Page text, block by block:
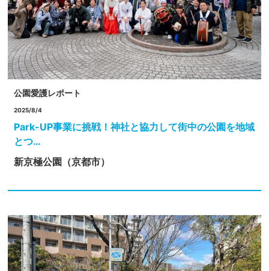
公園愛護レポート
2025/8/4
Park-UP事業に挑戦！神社と協力して街中の公園を地域
とつ…
新京極公園（京都市）